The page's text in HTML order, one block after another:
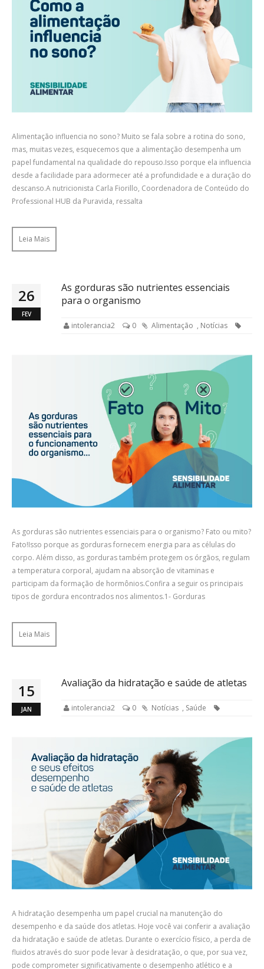
Alimentação influencia no sono? Muito se fala sobre a rotina do sono,
mas, muitas vezes, esquecemos que a alimentação desempenha um
papel fundamental na qualidade do repouso.Isso porque ela influencia
desde a facilidade para adormecer até a profundidade e a duração do
descanso.A nutricionista Carla Fiorillo, Coordenadora de Conteúdo do
Professional HUB da Puravida, ressalta
Leia Mais
26
FEV
As gorduras são nutrientes essenciais
para o organismo
intolerancia2 0 Alimentação , Notícias
As gorduras são nutrientes essenciais para o organismo? Fato ou mito?
Fato!Isso porque as gorduras fornecem energia para as células do
corpo. Além disso, as gorduras também protegem os órgãos, regulam
a temperatura corporal, ajudam na absorção de vitaminas e
participam da formação de hormônios.Confira a seguir os principais
tipos de gordura encontrados nos alimentos.1- Gorduras
Leia Mais
15
JAN
Avaliação da hidratação e saúde de atletas
intolerancia2 0 Notícias , Saúde
A hidratação desempenha um papel crucial na manutenção do
desempenho e da saúde dos atletas. Hoje você vai conferir a avaliação
da hidratação e saúde de atletas. Durante o exercício físico, a perda de
fluidos através do suor pode levar à desidratação, o que, por sua vez,
pode comprometer significativamente o desempenho atlético e a